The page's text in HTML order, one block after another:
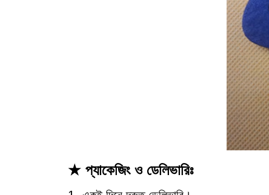
★ প্যাকেজিং ও ডেলিভারিঃ